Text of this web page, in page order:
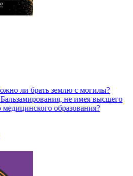
ли брать землю с могилы?
не имея высшего
образования?